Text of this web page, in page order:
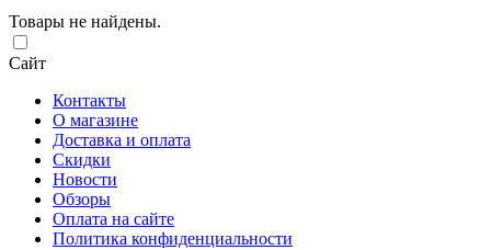
Товары не найдены.
Сайт
Контакты
О магазине
Доставка и оплата
Скидки
Новости
Обзоры
Оплата на сайте
Политика конфиденциальности